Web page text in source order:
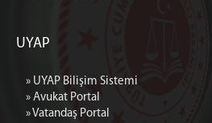
UYAP
» UYAP Bilişim Sistemi
» Avukat Portal
» Vatandaş Portal